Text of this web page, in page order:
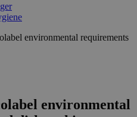
environmental requirements
environmental